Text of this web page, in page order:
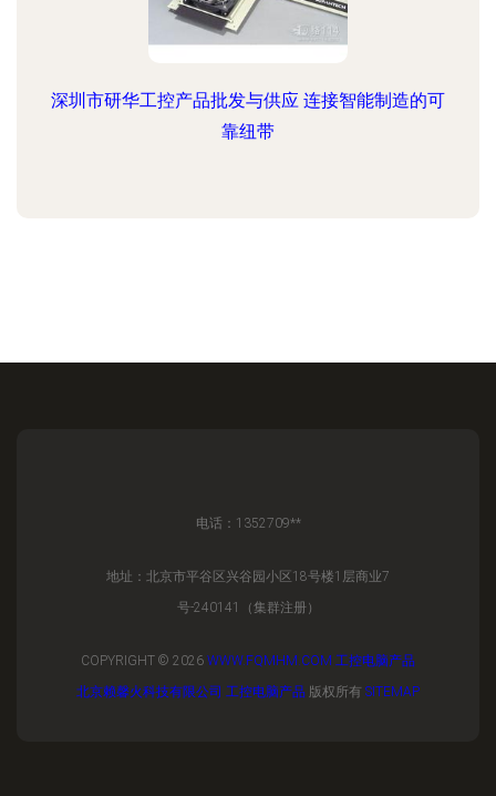
深圳市研华工控产品批发与供应 连接智能制造的可
靠纽带
电话：1352709**
地址：北京市平谷区兴谷园小区18号楼1层商业7
号-240141（集群注册）
COPYRIGHT © 2026 WWW.FQMHM.COM 工控电脑产品
北京赖馨火科技有限公司 工控电脑产品 版权所有 SITEMAP